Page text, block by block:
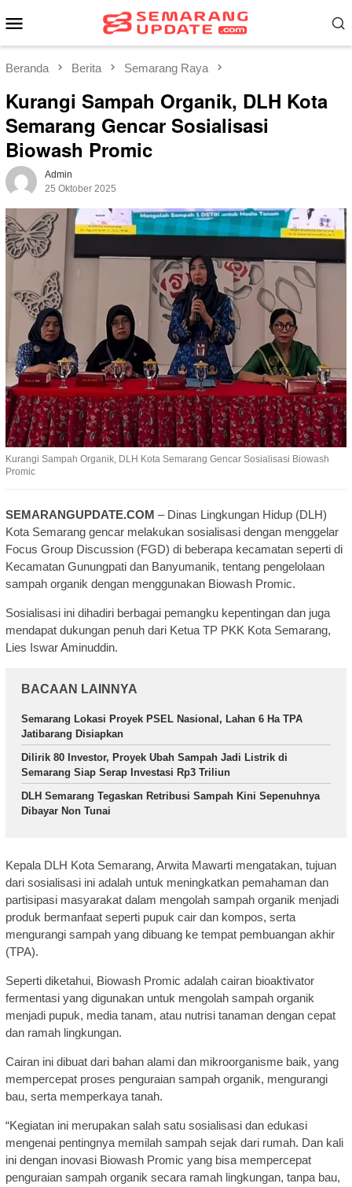
ke
Mobile
Beranda Berita Semarang Raya
Kurangi Sampah Organik, DLH Kota
Semarang Gencar Sosialisasi
Biowash Promic
Admin
25 Oktober 2025
Kurangi Sampah Organik, DLH Kota Semarang Gencar Sosialisasi Biowash
Promic
SEMARANGUPDATE.COM – Dinas Lingkungan Hidup (DLH)
Kota Semarang gencar melakukan sosialisasi dengan menggelar
Focus Group Discussion (FGD) di beberapa kecamatan seperti di
Kecamatan Gunungpati dan Banyumanik, tentang pengelolaan
sampah organik dengan menggunakan Biowash Promic.
Sosialisasi ini dihadiri berbagai pemangku kepentingan dan juga
mendapat dukungan penuh dari Ketua TP PKK Kota Semarang,
Lies Iswar Aminuddin.
BACAAN LAINNYA
Semarang Lokasi Proyek PSEL Nasional, Lahan 6 Ha TPA
Jatibarang Disiapkan
Dilirik 80 Investor, Proyek Ubah Sampah Jadi Listrik di
Semarang Siap Serap Investasi Rp3 Triliun
DLH Semarang Tegaskan Retribusi Sampah Kini Sepenuhnya
Dibayar Non Tunai
Kepala DLH Kota Semarang, Arwita Mawarti mengatakan, tujuan
dari sosialisasi ini adalah untuk meningkatkan pemahaman dan
partisipasi masyarakat dalam mengolah sampah organik menjadi
produk bermanfaat seperti pupuk cair dan kompos, serta
mengurangi sampah yang dibuang ke tempat pembuangan akhir
(TPA).
Seperti diketahui, Biowash Promic adalah cairan bioaktivator
fermentasi yang digunakan untuk mengolah sampah organik
menjadi pupuk, media tanam, atau nutrisi tanaman dengan cepat
dan ramah lingkungan.
Cairan ini dibuat dari bahan alami dan mikroorganisme baik, yang
mempercepat proses penguraian sampah organik, mengurangi
bau, serta memperkaya tanah.
“Kegiatan ini merupakan salah satu sosialisasi dan edukasi
mengenai pentingnya memilah sampah sejak dari rumah. Dan kali
ini dengan inovasi Biowash Promic yang bisa mempercepat
penguraian sampah organik secara ramah lingkungan, tanpa bau,